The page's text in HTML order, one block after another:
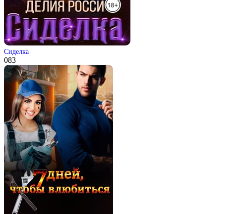
Сиделка
083